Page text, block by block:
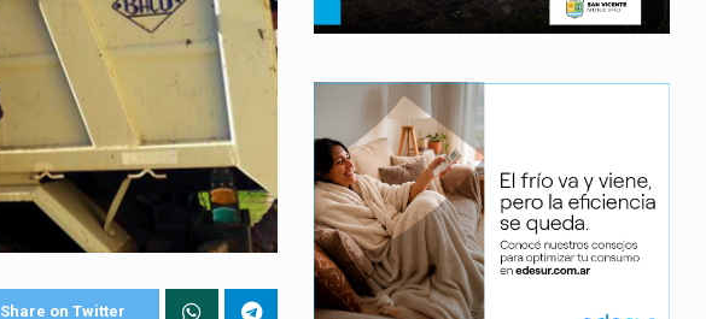
Share on Twitter